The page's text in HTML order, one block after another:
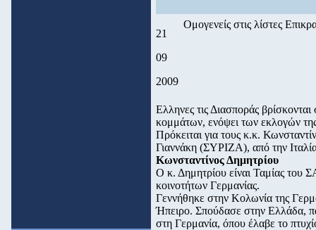
21
09
2009
Ομογενείς στις λίστες
Ελληνες τις Διασποράς
κομμάτων, ενόψει των εκλογών
Πρόκειται για τους κ.κ.
Γιαννάκη (ΣΥΡΙΖΑ), από την
Κωνσταντίνος Δημητρίου
Ο κ. Δημητρίου είναι Ταμίας του
κοινοτήτων Γερμανίας.
Γεννήθηκε στην Κολωνία της
Ήπειρο. Σπούδασε στην Ελλάδα,
στη Γερμανία, όπου έλαβε το